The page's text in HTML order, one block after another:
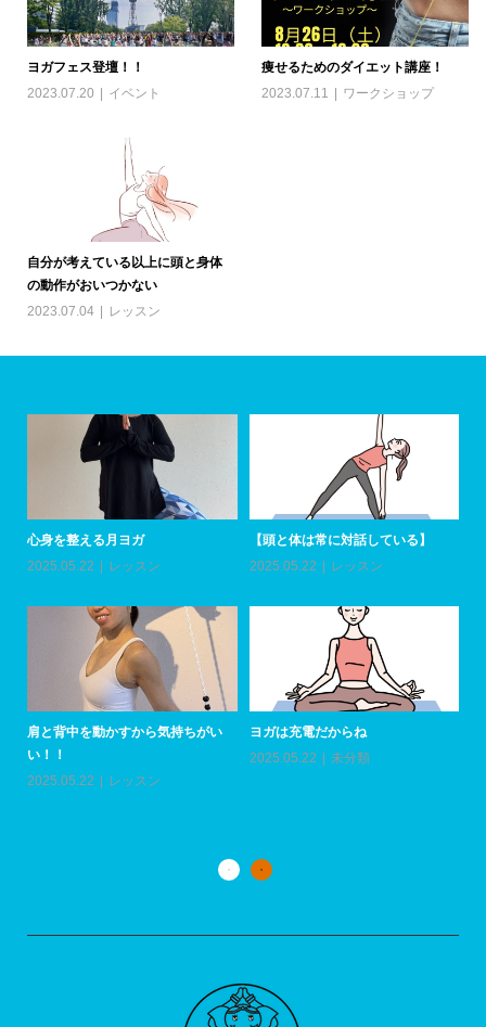
ヨガフェス登壇！！
2023.07.20
イベント
痩せるためのダイエット講座！
2023.07.11
ワークショップ
自分が考えている以上に頭と身体
の動作がおいつかない
2023.07.04
レッスン
心身を整える月ヨガ
2025.05.22
レッスン
【頭と体は常に対話している】
2025.05.22
レッスン
肩と背中を動かすから気持ちがい
い！！
2025.05.22
レッスン
ヨガは充電だからね
2025.05.22
未分類